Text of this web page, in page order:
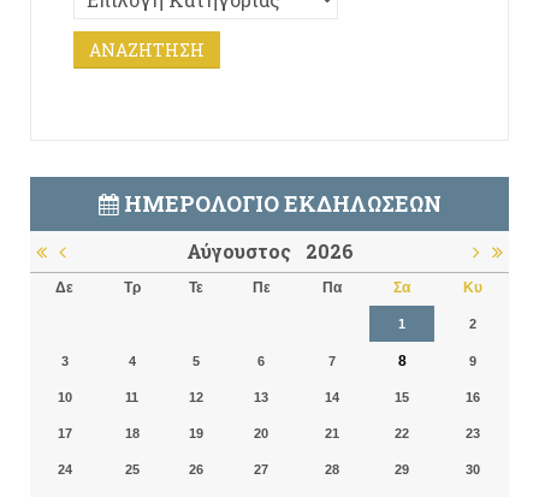
ΗΜΕΡΟΛΌΓΙΟ ΕΚΔΗΛΏΣΕΩΝ
Αύγουστος 2026
Δε Τρ Τε Πε Πα Σα Κυ
1 2
3 4 5 6 7 8 9
10 11 12 13 14 15 16
17 18 19 20 21 22 23
24 25 26 27 28 29 30